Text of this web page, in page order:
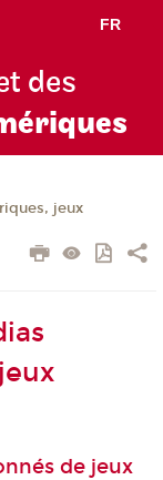
FR
des
jeux
de jeux